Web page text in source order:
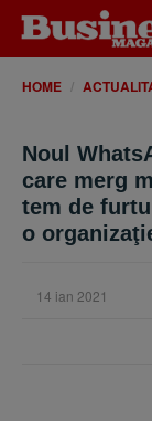
HOME
Noul
care merg
tem de
o
14 ian 2021